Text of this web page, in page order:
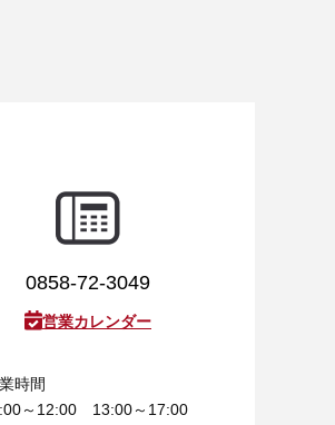
0858-72-3049
営業カレンダー
時間
～12:00 13:00～17:00